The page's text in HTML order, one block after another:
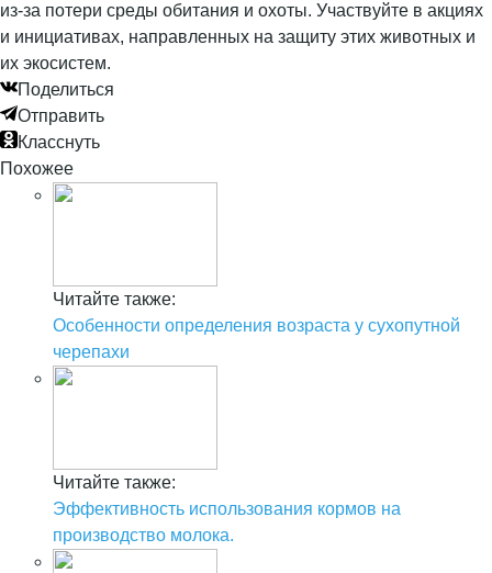
из-за потери среды обитания и охоты. Участвуйте в акциях
и инициативах, направленных на защиту этих животных и
их экосистем.
Поделиться
Отправить
Класснуть
Похожее
Читайте также:
Особенности определения возраста у сухопутной
черепахи
Читайте также:
Эффективность использования кормов на
производство молока.